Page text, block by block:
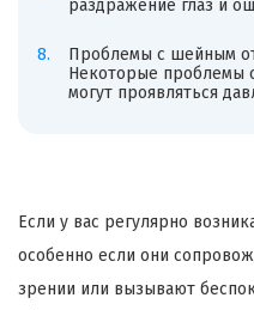
раздражение глаз и
Проблемы с шейным
Некоторые проблемы
могут проявляться
Если у вас регулярно
особенно если они
зрении или вызывают